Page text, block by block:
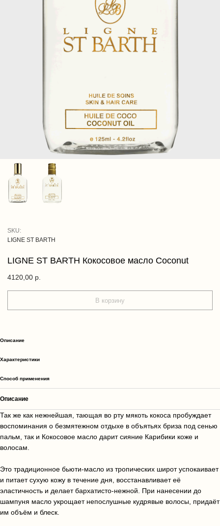
LIGNE ST BARTH Кокосовое масло Coconut
LIGNE ST BARTH
SKU:
4120,00 р.
В корзину
Описание
Характеристики
Способ применения
Описание
Так же как нежнейшая, тающая во рту мякоть кокоса пробуждает
воспоминания о безмятежном отдыхе в объятьях бриза под сенью
пальм, так и Кокосовое масло дарит сияние Карибики коже и
волосам.
Это традиционное бьюти-масло из тропических широт успокаивает
и питает сухую кожу в течение дня, восстанавливает её
эластичность и делает бархатисто-нежной. При нанесении до
шампуня масло укрощает непослушные кудрявые волосы, придаёт
им объём и блеск.